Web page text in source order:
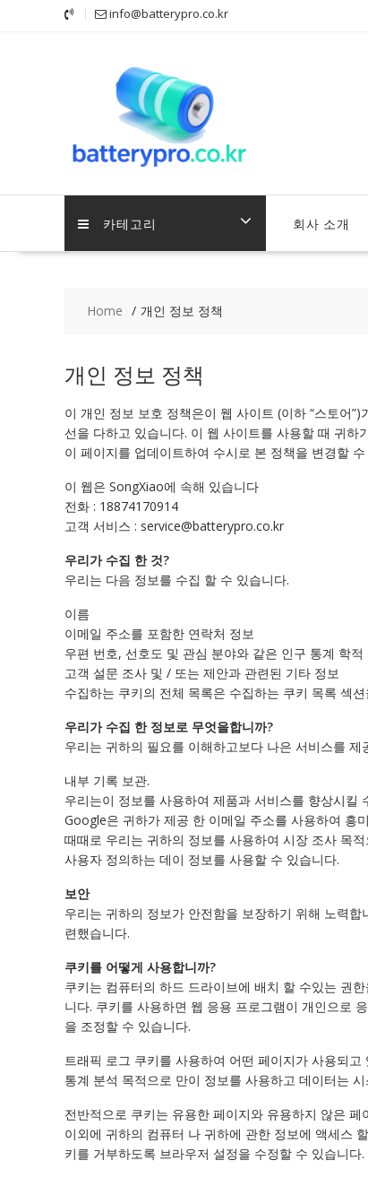
info@batterypro.co.kr
카테고리 회사 소개
Home 개인 정보 정책
개인 정보 정책
이 개인 정보 보호 정책은이 웹 사이트 (이하 “스토어
선을 다하고 있습니다. 이 웹 사이트를 사용할 때 귀
이 페이지를 업데이트하여 수시로 본 정책을 변경할
이 웹은 SongXiao에 속해 있습니다
전화 : 18874170914
고객 서비스 : service@batterypro.co.kr
우리가 수집 한 것?
우리는 다음 정보를 수집 할 수 있습니다.
이름
이메일 주소를 포함한 연락처 정보
우편 번호, 선호도 및 관심 분야와 같은 인구 통계 학적
고객 설문 조사 및 / 또는 제안과 관련된 기타 정보
수집하는 쿠키의 전체 목록은 수집하는 쿠키 목록 섹
우리가 수집 한 정보로 무엇을합니까?
우리는 귀하의 필요를 이해하고보다 나은 서비스를
내부 기록 보관.
우리는이 정보를 사용하여 제품과 서비스를 향상시킬
Google은 귀하가 제공 한 이메일 주소를 사용하여 흥
때때로 우리는 귀하의 정보를 사용하여 시장 조사 목
사용자 정의하는 데이 정보를 사용할 수 있습니다.
보안
우리는 귀하의 정보가 안전함을 보장하기 위해 노력
련했습니다.
쿠키를 어떻게 사용합니까?
쿠키는 컴퓨터의 하드 드라이브에 배치 할 수있는 권
니다. 쿠키를 사용하면 웹 응용 프로그램이 개인으로
을 조정할 수 있습니다.
트래픽 로그 쿠키를 사용하여 어떤 페이지가 사용되
통계 분석 목적으로 만이 정보를 사용하고 데이터는
전반적으로 쿠키는 유용한 페이지와 유용하지 않은
이외에 귀하의 컴퓨터 나 귀하에 관한 정보에 액세스
키를 거부하도록 브라우저 설정을 수정할 수 있습니